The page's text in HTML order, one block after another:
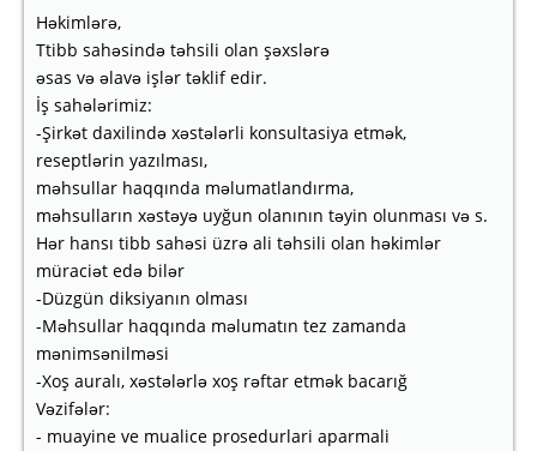
Həkimlərə,
Ttibb sahəsində təhsili olan şəxslərə
əsas və əlavə işlər təklif edir.
İş sahələrimiz:
-Şirkət daxilində xəstələrli konsultasiya etmək,
reseptlərin yazılması,
məhsullar haqqında məlumatlandırma,
məhsulların xəstəyə uyğun olanının təyin olunması və s.
Hər hansı tibb sahəsi üzrə ali təhsili olan həkimlər
müraciət edə bilər
-Düzgün diksiyanın olması
-Məhsullar haqqında məlumatın tez zamanda
mənimsənilməsi
-Xoş auralı, xəstələrlə xoş rəftar etmək bacarığ
Vəzifələr:
- muayine ve mualice prosedurlari aparmali